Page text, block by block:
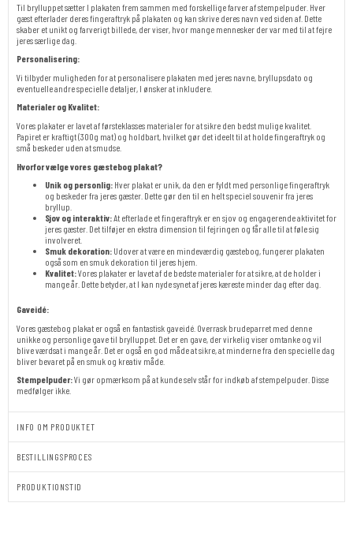
Til brylluppet sætter I plakaten frem sammen med forskellige farver af stempelpuder. Hver
gæst efterlader deres fingeraftryk på plakaten og kan skrive deres navn ved siden af. Dette
skaber et unikt og farverigt billede, der viser, hvor mange mennesker der var med til at fejre
jeres særlige dag.
Personalisering:
Vi tilbyder muligheden for at personalisere plakaten med jeres navne, bryllupsdato og
eventuelle andre specielle detaljer, I ønsker at inkludere.
Materialer og Kvalitet:
Vores plakater er lavet af førsteklasses materialer for at sikre den bedst mulige kvalitet.
Papiret er kraftigt (300g mat) og holdbart, hvilket gør det ideelt til at holde fingeraftryk og
små beskeder uden at smudse.
Hvorfor vælge vores gæstebog plakat?
Unik og personlig: Hver plakat er unik, da den er fyldt med personlige fingeraftryk
og beskeder fra jeres gæster. Dette gør den til en helt speciel souvenir fra jeres
bryllup.
Sjov og interaktiv:At efterlade et fingeraftryk er en sjov og engagerende aktivitet for
jeres gæster. Det tilføjer en ekstra dimension til fejringen og får alle til at føle sig
involveret.
Smuk dekoration: Udover at være en mindeværdig gæstebog, fungerer plakaten
også som en smuk dekoration til jeres hjem.
Kvalitet:Vores plakater er lavet af de bedste materialer for at sikre, at de holder i
mange år. Dette betyder, at I kan nyde synet af jeres kæreste minder dag efter dag.
Gaveidé:
Vores gæstebog plakat er også en fantastisk gaveidé. Overrask brudeparret med denne
unikke og personlige gave til brylluppet. Det er en gave, der virkelig viser omtanke og vil
blive værdsat i mange år. Det er også en god måde at sikre, at minderne fra den specielle dag
bliver bevaret på en smuk og kreativ måde.
Stempelpuder:Vi gør opmærksom på at kunde selv står for indkøb af stempelpuder. Disse
medfølger ikke.
INFO OM PRODUKTET
BESTILLINGSPROCES
PRODUKTIONSTID